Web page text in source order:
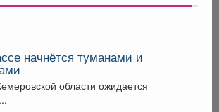
начнётся туманами и
области ожидается